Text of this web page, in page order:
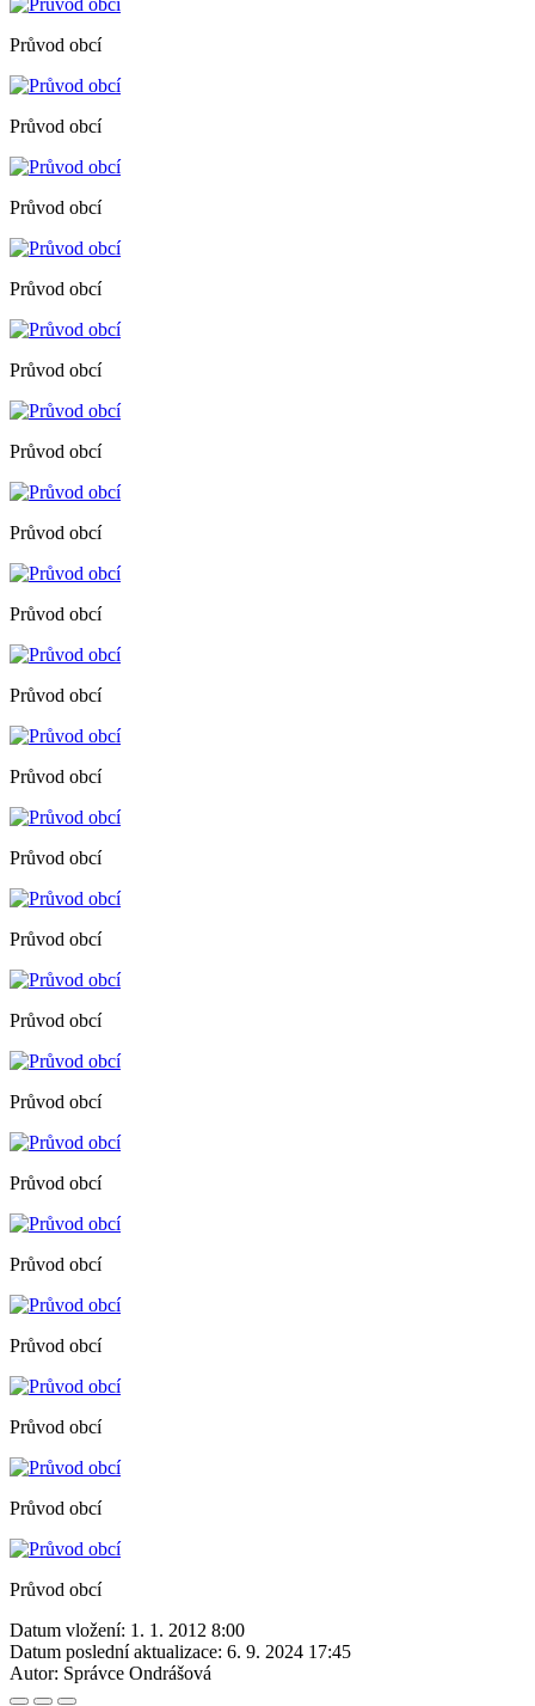
Průvod obcí
Průvod obcí
Průvod obcí
Průvod obcí
Průvod obcí
Průvod obcí
Průvod obcí
Průvod obcí
Průvod obcí
Průvod obcí
Průvod obcí
Průvod obcí
Průvod obcí
Průvod obcí
Průvod obcí
Průvod obcí
Průvod obcí
Průvod obcí
Průvod obcí
Průvod obcí
Datum vložení: 1. 1. 2012 8:00
Datum poslední aktualizace: 6. 9. 2024 17:45
Autor: Správce Ondrášová